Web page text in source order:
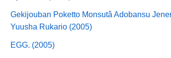
Gekijouban Poketto Monsutâ Adobansu
Yuusha Rukario (2005)
EGG. (2005)